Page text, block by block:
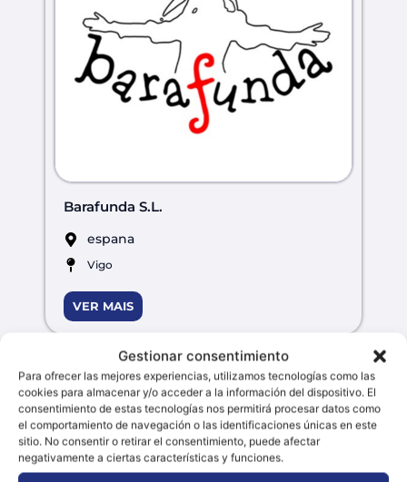
Gestionar consentimiento
Para ofrecer las mejores experiencias, utilizamos tecnologías como las
cookies para almacenar y/o acceder a la información del dispositivo. El
consentimiento de estas tecnologías nos permitirá procesar datos como
el comportamiento de navegación o las identificaciones únicas en este
sitio. No consentir o retirar el consentimiento, puede afectar
negativamente a ciertas características y funciones.
Barafunda S.L.
espana
Vigo
VER MAIS